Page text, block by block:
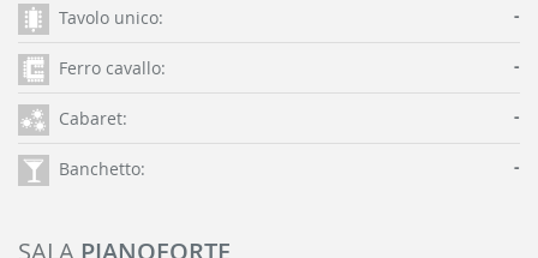
Tavolo unico: -
Ferro cavallo: -
Cabaret: -
Banchetto: -
SALA PIANOFORTE